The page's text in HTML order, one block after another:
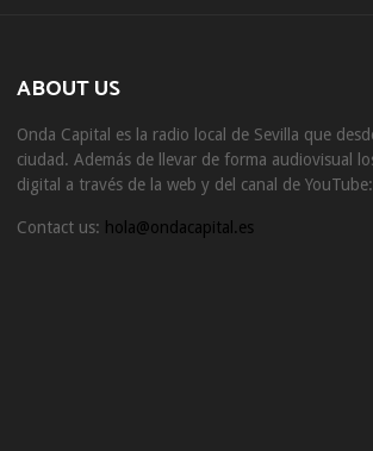
ABOUT US
Onda Capital es la radio local de Sevilla que
ciudad. Además de llevar de forma audiovisual
digital a través de la web y del canal de
Contact us: hola@ondacapital.es